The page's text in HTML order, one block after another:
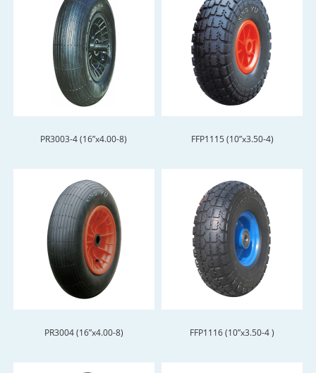
PR3003-4 (16”x4.00-8) FFP1115 (10”x3.50-4)
PR3004 (16”x4.00-8) FFP1116 (10”x3.50-4 )